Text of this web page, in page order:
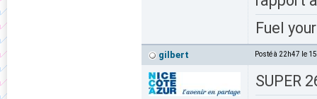
Fuel
gilbert Posté à 22h47 le
SUPER